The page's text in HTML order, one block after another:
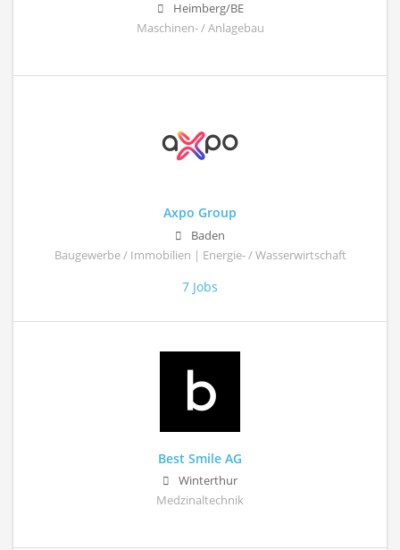
Heimberg/BE
Maschinen- / Anlagebau
Axpo Group
Baden
Baugewerbe / Immobilien | Energie- / Wasserwirtschaft
7 Jobs
Best Smile AG
Winterthur
Medzinaltechnik